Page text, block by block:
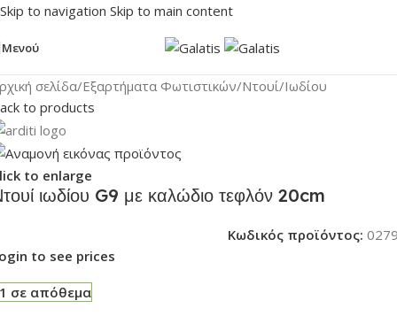
Skip to navigation Skip to main content
Μενού
σελίδα/Εξαρτήματα Φωτιστικών/Ντουί/Ιωδίου
to products
to enlarge
ιωδίου G9 με καλώδιο τεφλόν 20cm
Κωδικός προϊόντος:
to see prices
1 σε απόθεμα